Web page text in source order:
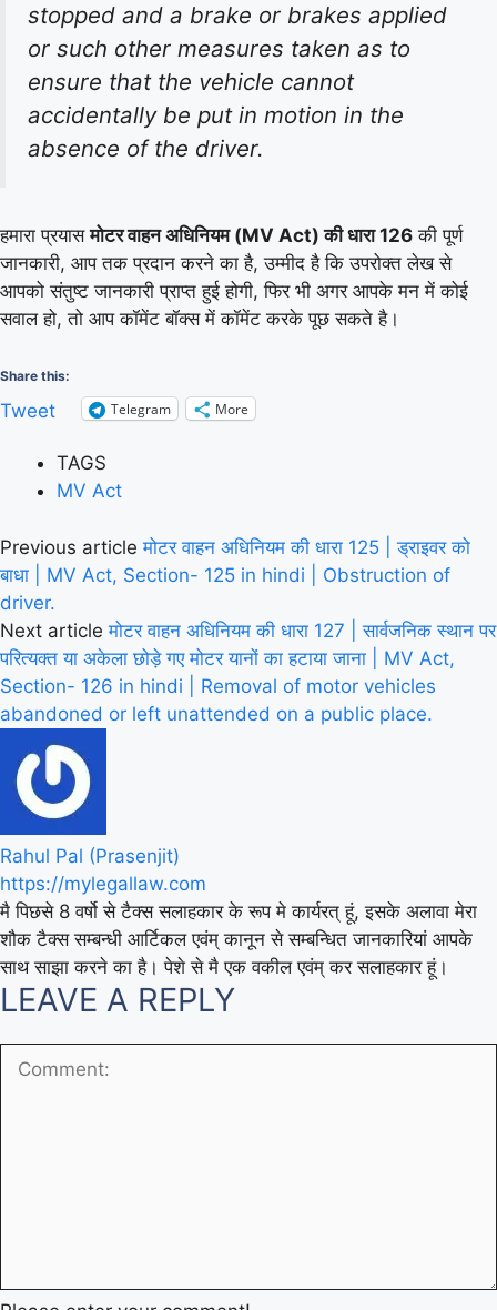
stopped and a brake or brakes applied
or such other measures taken as to
ensure that the vehicle cannot
accidentally be put in motion in the
absence of the driver.
हमारा प्रयासमोटर वाहन अधिनियम (MV Act) की धारा 126 की पूर्ण
जानकारी, आप तक प्रदान करने का है, उम्मीद है कि उपरोक्त लेख से
आपको संतुष्ट जानकारी प्राप्त हुई होगी, फिर भी अगर आपके मन में कोई
सवाल हो, तो आप कॉमेंट बॉक्स में कॉमेंट करके पूछ सकते है।
Share this:
Tweet Telegram More
TAGS
MV Act
Previous article मोटर वाहन अधिनियम की धारा 125 | ड्राइवर को
बाधा | MV Act, Section- 125 in hindi | Obstruction of
driver.
Next article मोटर वाहन अधिनियम की धारा 127 | सार्वजनिक स्थान पर
परित्यक्त या अकेला छोड़े गए मोटर यानों का हटाया जाना | MV Act,
Section- 126 in hindi | Removal of motor vehicles
abandoned or left unattended on a public place.
Rahul Pal (Prasenjit)
https://mylegallaw.com
मै पिछसे 8 वर्षो से टैक्स सलाहकार के रूप मे कार्यरत् हूं, इसके अलावा मेरा
शौक टैक्स सम्बन्धी आर्टिकल एवंम् कानून से सम्बन्धित जानकारियां आपके
साथ साझा करने का है। पेशे से मै एक वकील एवंम् कर सलाहकार हूं।
LEAVE A REPLY